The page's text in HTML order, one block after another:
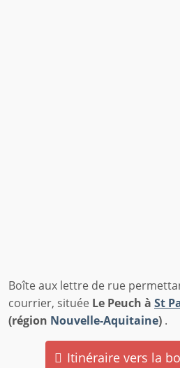
Boîte aux lettre de rue
courrier, située Le Peuch à St
(région Nouvelle-Aquitaine) .
Itinéraire vers la